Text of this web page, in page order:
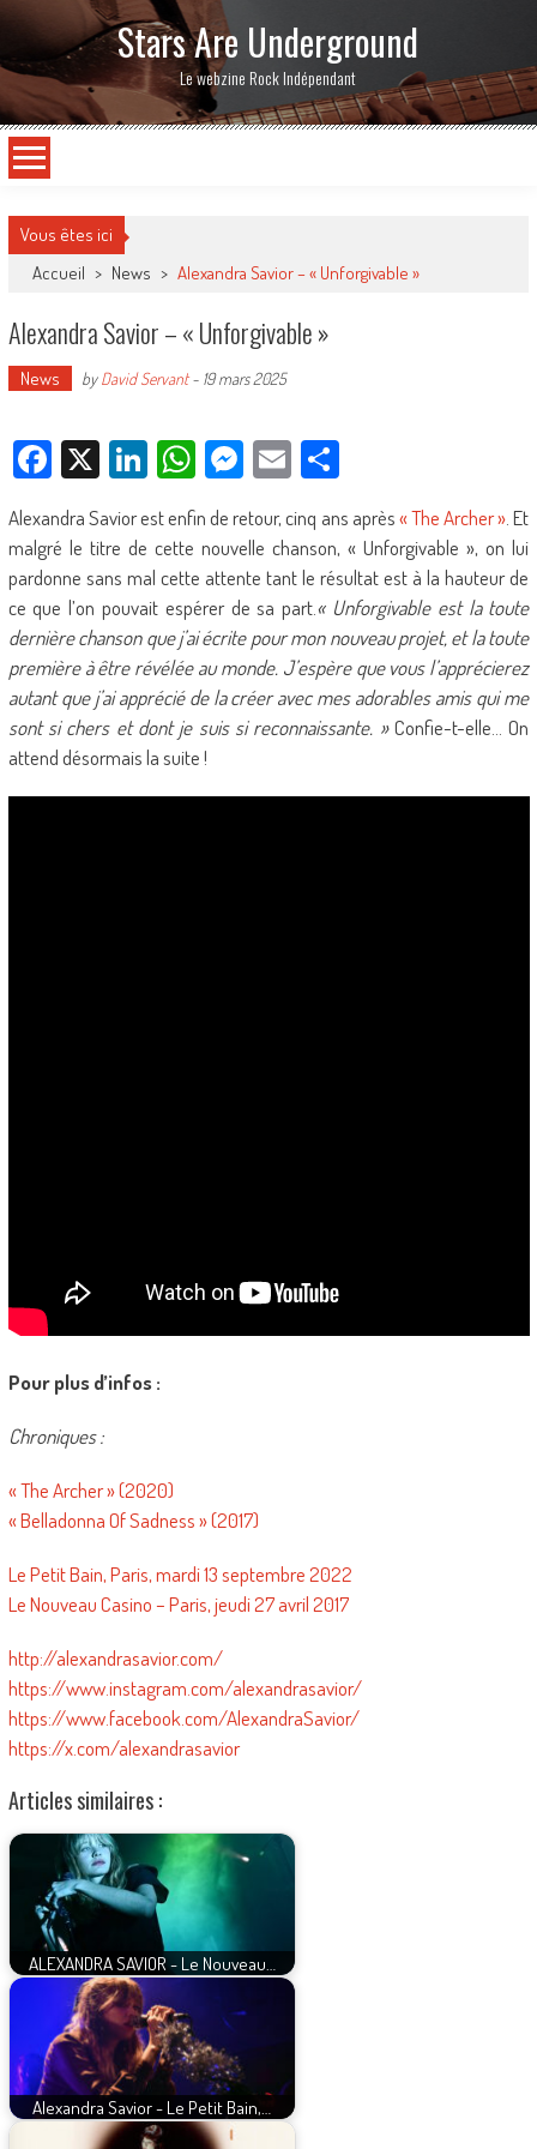
Stars Are Underground
Le webzine Rock Indépendant
Vous êtes ici
Accueil > News > Alexandra Savior – « Unforgivable »
Alexandra Savior – « Unforgivable »
News byDavid Servant- 19 mars 2025
Facebook
X LinkedIn
WhatsApp
Messenger
EmailPartager
Alexandra Savior est enfin de retour, cinq ans après« The Archer » . Et
malgré le titre de cette nouvelle chanson, « Unforgivable », on lui
pardonne sans mal cette attente tant le résultat est à la hauteur de
ce que l’on pouvait espérer de sa part.« Unforgivable est la toute
dernière chanson que j’ai écrite pour mon nouveau projet, et la toute
première à être révélée au monde. J’espère que vous l’apprécierez
autant que j’ai apprécié de la créer avec mes adorables amis qui me
sont si chers et dont je suis si reconnaissante. »Confie-t-elle… On
attend désormais la suite !
Pour plus d’infos :
Chroniques :
« The Archer » (2020)
« Belladonna Of Sadness » (2017)
Le Petit Bain, Paris, mardi 13 septembre 2022
Le Nouveau Casino – Paris, jeudi 27 avril 2017
http://alexandrasavior.com/
https://www.instagram.com/alexandrasavior/
https://www.facebook.com/AlexandraSavior/
https://x.com/alexandrasavior
Articles similaires :
ALEXANDRA SAVIOR - Le Nouveau…
Alexandra Savior - Le Petit Bain,…